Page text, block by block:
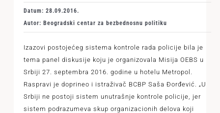
Datum: 28.09.2016.
Autor: Beogradski centar za bezbednosnu politiku
Izazovi postojećeg sistema kontrole rada policije bila je
tema panel diskusije koju je organizovala Misija OEBS u
Srbiji 27. septembra 2016. godine u hotelu Metropol.
Raspravi je doprineo i istraživač BCBP Saša Đorđević. „U
Srbiji ne postoji sistem unutrašnje kontrole policije, jer
sistem podrazumeva skup organizacionih delova koji